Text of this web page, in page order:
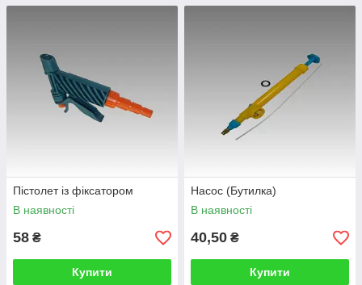
Пістолет із фіксатором
В наявності
58 ₴
Купити
Насос (Бутилка)
В наявності
40,50 ₴
Купити